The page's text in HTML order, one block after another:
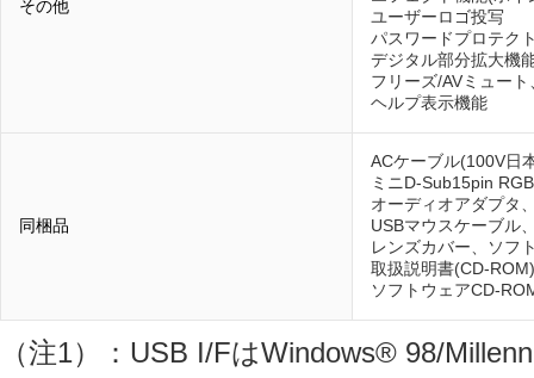
その他
ユーザーロゴ投写
パスワードプロテク
デジタル部分拡大機
フリーズ/AVミュー
ヘルプ表示機能
同梱品
ACケーブル(100V日
ミニD-Sub15pin
オーディオアダプタ
USBマウスケーブル
レンズカバー、ソフ
取扱説明書(CD-
ソフトウェアCD-
（注1）：USB I/FはWindows® 98/